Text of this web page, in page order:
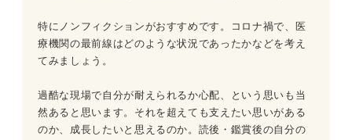
特にノンフィクションがおすすめです。コロナ禍で、医
療機関の最前線はどのような状況であったかなどを考え
てみましょう。
過酷な現場で自分が耐えられるか心配、という思いも当
然あると思います。それを超えても支えたい思いがある
のか、成長したいと思えるのか。読後・鑑賞後の自分の